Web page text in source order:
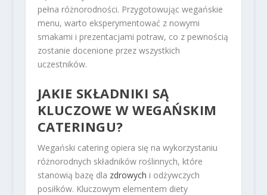
pełna różnorodności. Przygotowując wegańskie
menu, warto eksperymentować z nowymi
smakami i prezentacjami potraw, co z pewnością
zostanie docenione przez wszystkich
uczestników.
JAKIE SKŁADNIKI SĄ
KLUCZOWE W WEGAŃSKIM
CATERINGU?
Wegański catering opiera się na wykorzystaniu
różnorodnych składników roślinnych, które
stanowią bazę dla zdrowych i odżywczych
posiłków. Kluczowym elementem diety